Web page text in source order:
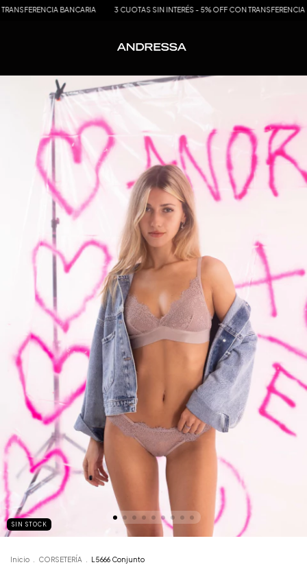
BANCARIA 3 CUOTAS SIN INTERÉS - 5% OFF CON TRANSFERENCIA BANCARIA
SIN STOCK
Inicio CORSETERÍA L5666 Conjunto